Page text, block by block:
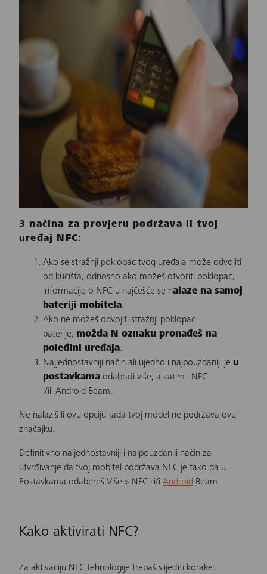
3 načina za provjeru podržava li tvoj
uređaj NFC:
Ako se stražnji poklopac tvog uređaja može odvojiti
od kućišta, odnosno ako možeš otvoriti poklopac,
informacije o NFC-u najčešće se nalaze na samoj
bateriji mobitela.
Ako ne možeš odvojiti stražnji poklopac
baterije, možda N oznaku pronađeš na
poleđini uređaja.
Najjednostavniji način ali ujedno i najpouzdaniji je u
postavkama odabrati više, a zatim i NFC
i/ili Android Beam.
Ne nalaziš li ovu opciju tada tvoj model ne podržava ovu
značajku.
Definitivno najjednostavniji i najpouzdaniji način za
utvrđivanje da tvoj mobitel podržava NFC je tako da u
Postavkama odabereš Više > NFC ili/i Android Beam.
Kako aktivirati NFC?
Za aktivaciju NFC tehnologije trebaš slijediti korake: